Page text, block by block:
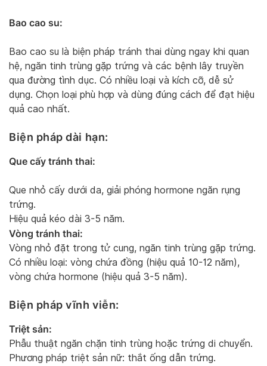
Bao cao su:
Bao cao su là biện pháp tránh thai dùng ngay khi quan
hệ, ngăn tinh trùng gặp trứng và các bệnh lây truyền
qua đường tình dục. Có nhiều loại và kích cỡ, dễ sử
dụng. Chọn loại phù hợp và dùng đúng cách để đạt hiệu
quả cao nhất.
Biện pháp dài hạn:
Que cấy tránh thai:
Que nhỏ cấy dưới da, giải phóng hormone ngăn rụng
trứng.
Hiệu quả kéo dài 3-5 năm.
Vòng tránh thai:
Vòng nhỏ đặt trong tử cung, ngăn tinh trùng gặp trứng.
Có nhiều loại: vòng chứa đồng (hiệu quả 10-12 năm),
vòng chứa hormone (hiệu quả 3-5 năm).
Biện pháp vĩnh viễn:
Triệt sản:
Phẫu thuật ngăn chặn tinh trùng hoặc trứng di chuyển.
Phương pháp triệt sản nữ: thắt ống dẫn trứng.